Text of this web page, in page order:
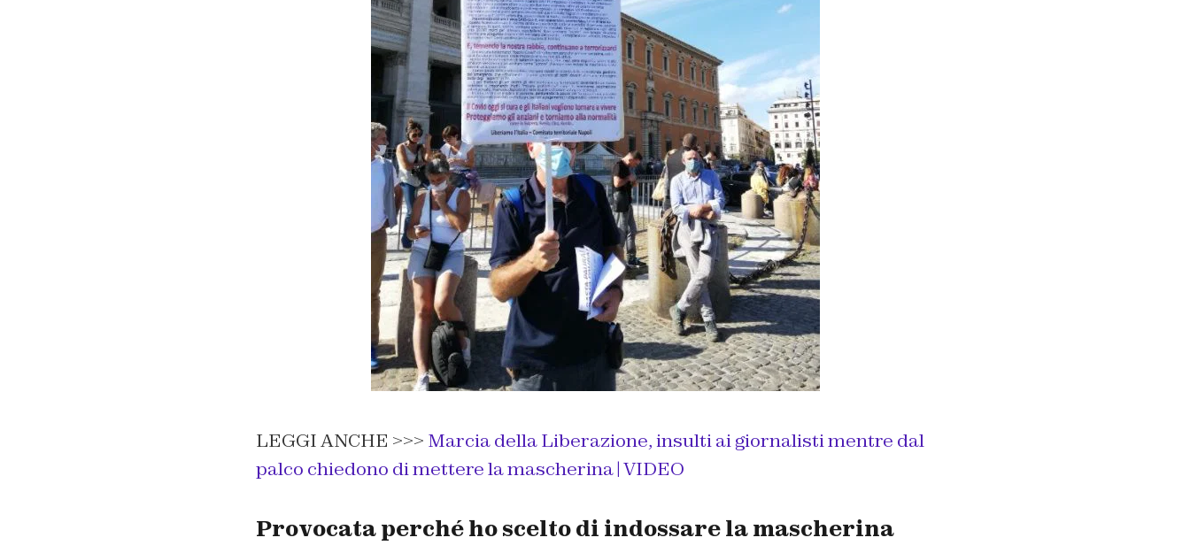
LEGGI ANCHE >>> Marcia della Liberazione, insulti ai giornalisti mentre dal
palco chiedono di mettere la mascherina | VIDEO
Provocata perché ho scelto di indossare la mascherina